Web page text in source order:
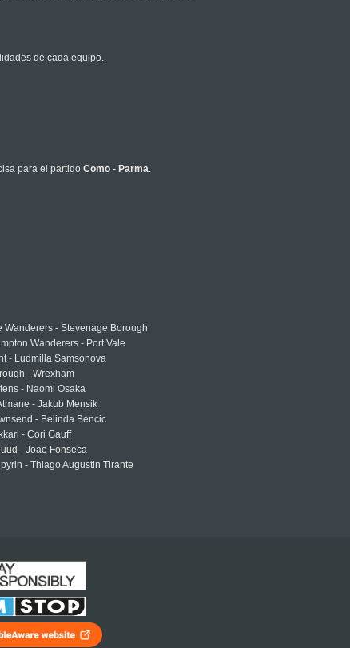
de cada equipo.
para el partido Como - Parma.
Wanderers - Stevenage Borough
Wanderers - Port Vale
- Ludmilla Samsonova
- Wrexham
- Naomi Osaka
- Jakub Mensik
- Belinda Bencic
- Cori Gauff
- Joao Fonseca
- Thiago Augustin Tirante